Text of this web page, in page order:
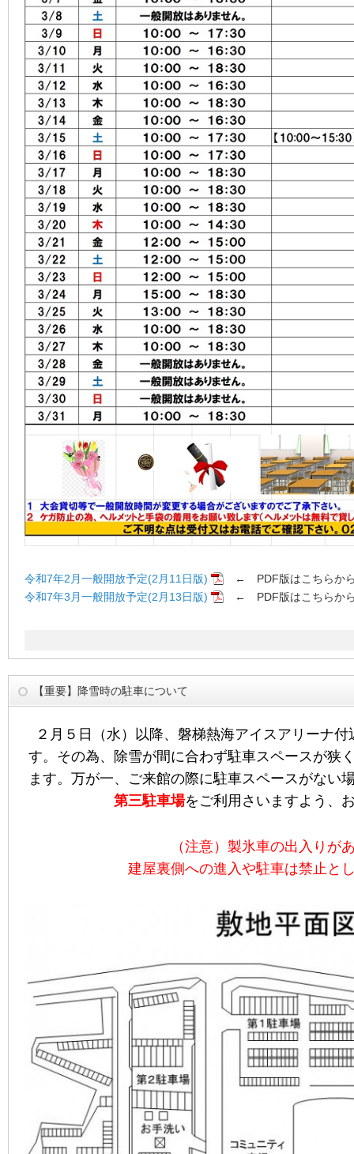
令和7年2月一般開放予定(2月11日版)
← PDF版はこちらか
令和7年3月一般開放予定(2月13日版)
← PDF版はこちらか
【重要】降雪時の駐車について
２月５日（水）以降、磐梯熱海アイスアリーナ
す。 その為、除雪が間に合わず駐車スペースが狭
ます。 万が一、ご来館の際に駐車スペースがない
第三駐車場をご利用 さいますよう、
（注意）製氷車の出入りが
建屋裏側への進入や駐車は禁止と